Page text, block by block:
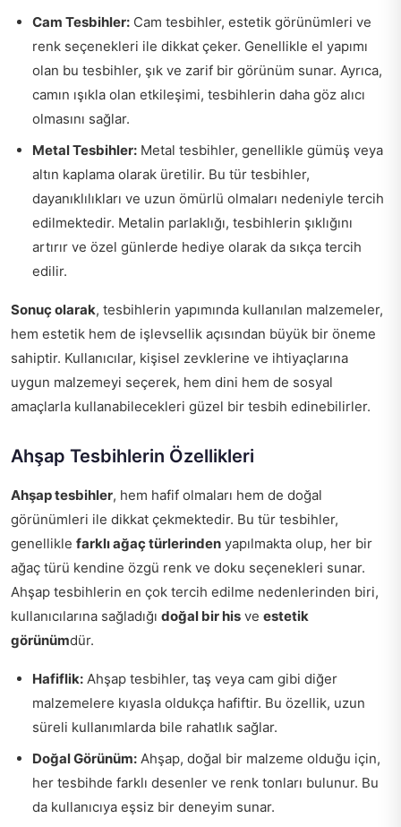
Cam Tesbihler: Cam tesbihler, estetik görünümleri ve
renk seçenekleri ile dikkat çeker. Genellikle el yapımı
olan bu tesbihler, şık ve zarif bir görünüm sunar. Ayrıca,
camın ışıkla olan etkileşimi, tesbihlerin daha göz alıcı
olmasını sağlar.
Metal Tesbihler: Metal tesbihler, genellikle gümüş veya
altın kaplama olarak üretilir. Bu tür tesbihler,
dayanıklılıkları ve uzun ömürlü olmaları nedeniyle tercih
edilmektedir. Metalin parlaklığı, tesbihlerin şıklığını
artırır ve özel günlerde hediye olarak da sıkça tercih
edilir.
Sonuç olarak, tesbihlerin yapımında kullanılan malzemeler,
hem estetik hem de işlevsellik açısından büyük bir öneme
sahiptir. Kullanıcılar, kişisel zevklerine ve ihtiyaçlarına
uygun malzemeyi seçerek, hem dini hem de sosyal
amaçlarla kullanabilecekleri güzel bir tesbih edinebilirler.
Ahşap Tesbihlerin Özellikleri
Ahşap tesbihler, hem hafif olmaları hem de doğal
görünümleri ile dikkat çekmektedir. Bu tür tesbihler,
genellikle farklı ağaç türlerinden yapılmakta olup, her bir
ağaç türü kendine özgü renk ve doku seçenekleri sunar.
Ahşap tesbihlerin en çok tercih edilme nedenlerinden biri,
kullanıcılarına sağladığı doğal bir his ve estetik
görünümdür.
Hafiflik: Ahşap tesbihler, taş veya cam gibi diğer
malzemelere kıyasla oldukça hafiftir. Bu özellik, uzun
süreli kullanımlarda bile rahatlık sağlar.
Doğal Görünüm: Ahşap, doğal bir malzeme olduğu için,
her tesbihde farklı desenler ve renk tonları bulunur. Bu
da kullanıcıya eşsiz bir deneyim sunar.